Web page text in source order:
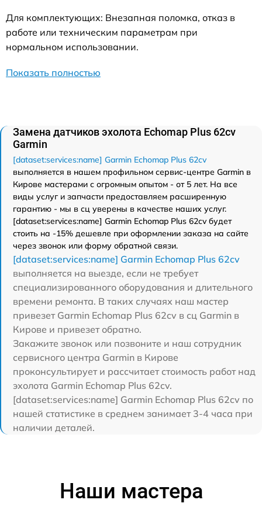
Для комплектующих: Внезапная поломка, отказ в
работе или техническим параметрам при
нормальном использовании.
Показать полностью
Замена датчиков эхолота Echomap Plus 62cv
Garmin
[dataset:services:name] Garmin Echomap Plus 62cv
выполняется в нашем профильном сервис-центре Garmin в
Кирове мастерами с огромным опытом - от 5 лет. На все
виды услуг и запчасти предоставляем расширенную
гарантию - мы в сц уверены в качестве наших услуг.
[dataset:services:name] Garmin Echomap Plus 62cv будет
стоить на -15% дешевле при оформлении заказа на сайте
через звонок или форму обратной связи.
[dataset:services:name] Garmin Echomap Plus 62cv
выполняется на выезде, если не требует
специализированного оборудования и длительного
времени ремонта. В таких случаях наш мастер
привезет Garmin Echomap Plus 62cv в сц Garmin в
Кирове и привезет обратно.
Закажите звонок или позвоните и наш сотрудник
сервисного центра Garmin в Кирове
проконсультирует и рассчитает стоимость работ над
эхолота Garmin Echomap Plus 62cv.
[dataset:services:name] Garmin Echomap Plus 62cv по
нашей статистике в среднем занимает 3-4 часа при
наличии деталей.
Наши мастера